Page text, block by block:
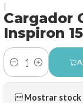
Cargador
Inspiron
Cantidad
Mostrar stock